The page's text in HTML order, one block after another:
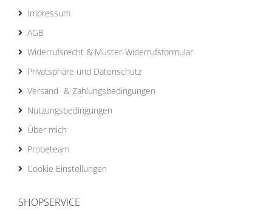
Impressum
AGB
Widerrufsrecht & Muster-Widerrufsformular
Privatsphäre und Datenschutz
Versand- & Zahlungsbedingungen
Nutzungsbedingungen
Über mich
Probeteam
Cookie Einstellungen
SHOPSERVICE